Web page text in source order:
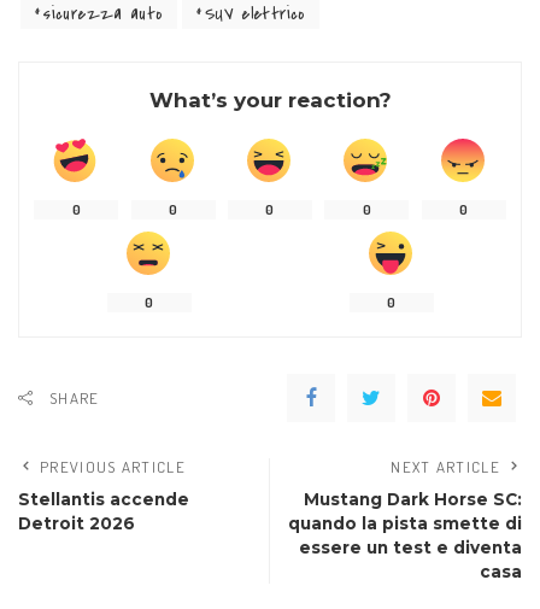
sicurezza auto
SUV elettrico
What’s your reaction?
0 0 0 0 0
0 0
SHARE
PREVIOUS ARTICLE
Stellantis accende
Detroit 2026
NEXT ARTICLE
Mustang Dark Horse SC:
quando la pista smette di
essere un test e diventa
casa